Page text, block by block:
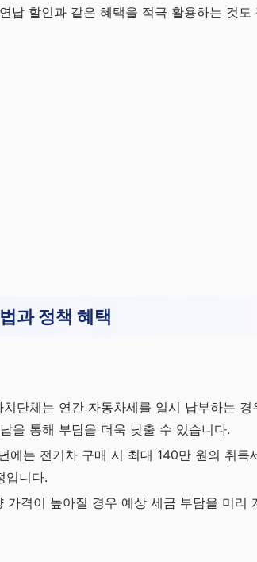
납 할인과 같은 혜택을 적극 활용하는 것도
과 정책 혜택
단체는 연간 자동차세를 일시 납부하는
을 통해 부담을 더욱 낮출 수 있습니다.
에는 전기차 구매 시 최대 140만 원의 취득
입니다.
가격이 높아질 경우 예상 세금 부담을 미리